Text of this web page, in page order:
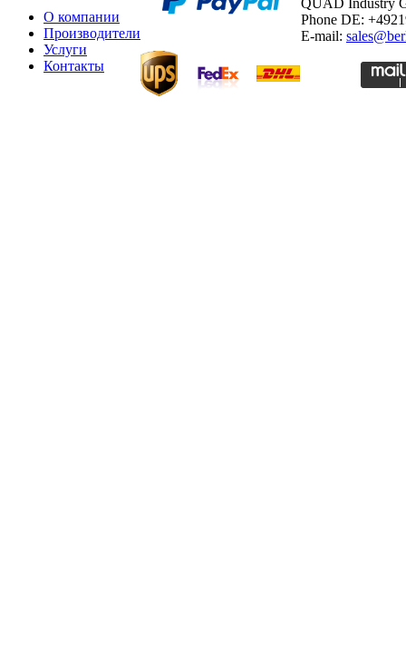
О компании
Производители
Услуги
Контакты
QUAD Industry
Phone DE:
E-mail: